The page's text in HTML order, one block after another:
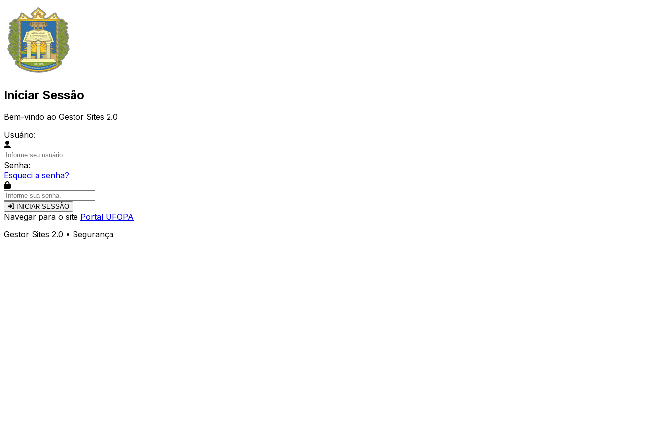
Iniciar Sessão
Bem-vindo ao Gestor Sites 2.0
Usuário:
Senha:
Esqueci a senha?
INICIAR SESSÃO
Navegar para o site Portal UFOPA
Gestor Sites 2.0 • Segurança